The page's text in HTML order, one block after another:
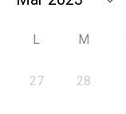
L M
27 28